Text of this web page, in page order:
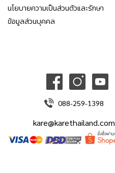
นโยบายความเป็นส่วนตัวและรักษา
ข้อมูลส่วนบุคคล
088-259-1398
kare@karethailand.com